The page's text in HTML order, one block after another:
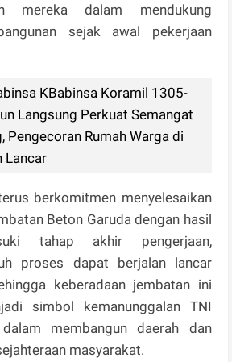
mereka dalam mendukung
sejak awal pekerjaan
KBabinsa Koramil 1305-
Langsung Perkuat Semangat
Pengecoran Rumah Warga di
Lancar
berkomitmen menyelesaikan
Beton Garuda dengan hasil
tahap akhir pengerjaan,
proses dapat berjalan lancar
keberadaan jembatan ini
simbol kemanunggalan TNI
membangun daerah dan
masyarakat.